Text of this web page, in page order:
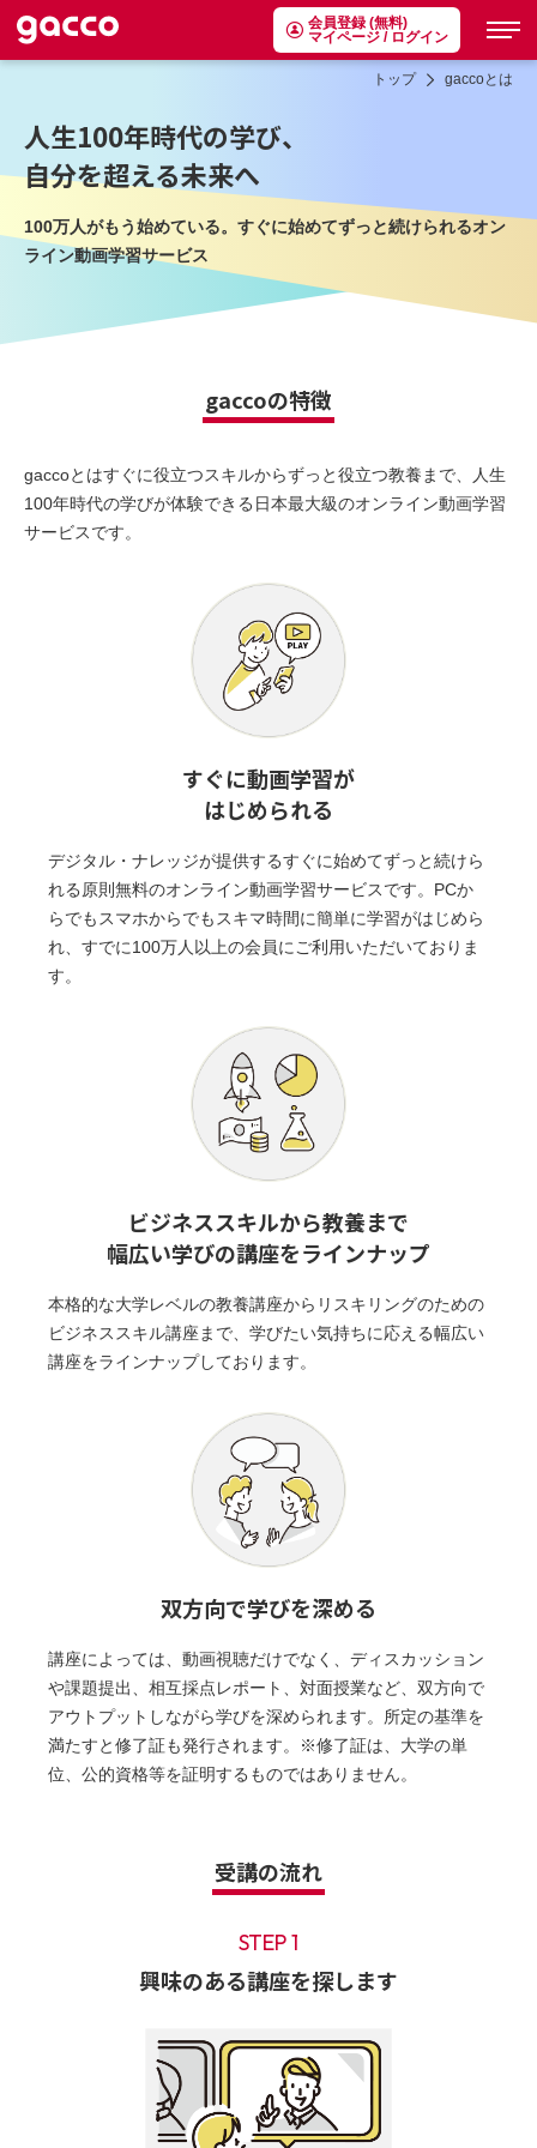
会員登録 (無料)
マイページ / ログイン
トップ gaccoとは
人生100年時代の学び、
自分を超える未来へ
100万人がもう始めている。すぐに始めてずっと続けられるオン
ライン動画学習サービス
gaccoの特徴
gaccoとはすぐに役立つスキルからずっと役立つ教養まで、人生
100年時代の学びが体験できる日本最大級のオンライン動画学習
サービスです。
すぐに動画学習が
はじめられる
デジタル・ナレッジが提供するすぐに始めてずっと続けら
れる原則無料のオンライン動画学習サービスです。PCか
らでもスマホからでもスキマ時間に簡単に学習がはじめら
れ、すでに100万人以上の会員にご利用いただいておりま
す。
ビジネススキルから教養まで
幅広い学びの講座をラインナップ
本格的な大学レベルの教養講座からリスキリングのための
ビジネススキル講座まで、学びたい気持ちに応える幅広い
講座をラインナップしております。
双方向で学びを深める
講座によっては、動画視聴だけでなく、ディスカッション
や課題提出、相互採点レポート、対面授業など、双方向で
アウトプットしながら学びを深められます。所定の基準を
満たすと修了証も発行されます。※修了証は、大学の単
位、公的資格等を証明するものではありません。
受講の流れ
STEP 1
興味のある講座を探します